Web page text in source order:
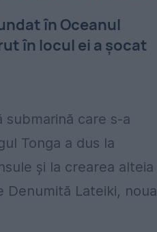
în Oceanul
în locul ei a șocat
submarină care s-a
Tonga a dus la
şi la crearea alteia
Denumită Lateiki, noua